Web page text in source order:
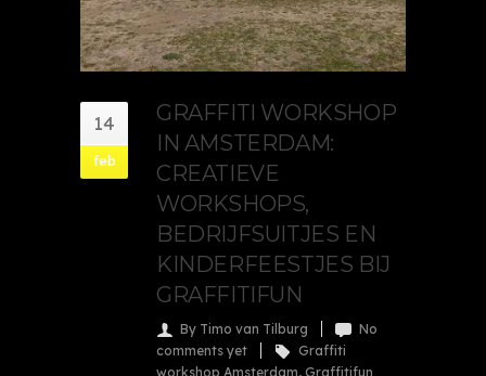
14
feb
GRAFFITI WORKSHOP
IN AMSTERDAM:
CREATIEVE
WORKSHOPS,
BEDRIJFSUITJES EN
KINDERFEESTJES BIJ
GRAFFITIFUN
By Timo van Tilburg
No
comments yet
Graffiti
workshop Amsterdam, Graffitifun